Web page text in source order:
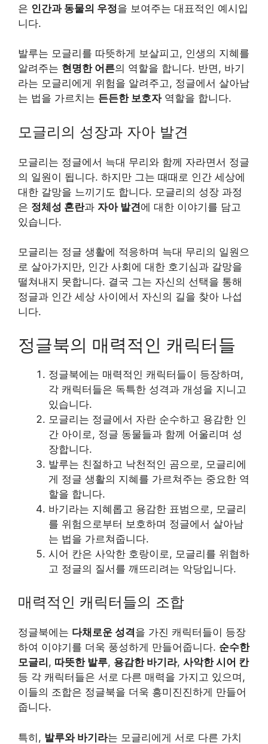
은 인간과 동물의 우정을 보여주는 대표적인 예시입
니다.
발루는 모글리를 따뜻하게 보살피고, 인생의 지혜를
알려주는 현명한 어른의 역할을 합니다. 반면, 바기
라는 모글리에게 위험을 알려주고, 정글에서 살아남
는 법을 가르치는 든든한 보호자역할을 합니다.
모글리의 성장과 자아 발견
모글리는 정글에서 늑대 무리와 함께 자라면서 정글
의 일원이 됩니다. 하지만 그는 때때로 인간 세상에
대한 갈망을 느끼기도 합니다. 모글리의 성장 과정
은 정체성 혼란과 자아 발견에 대한 이야기를 담고
있습니다.
모글리는 정글 생활에 적응하며 늑대 무리의 일원으
로 살아가지만, 인간 사회에 대한 호기심과 갈망을
떨쳐내지 못합니다. 결국 그는 자신의 선택을 통해
정글과 인간 세상 사이에서 자신의 길을 찾아 나섭
니다.
정글북의 매력적인 캐릭터들
정글북에는 매력적인 캐릭터들이 등장하며,
각 캐릭터들은 독특한 성격과 개성을 지니고
있습니다.
모글리는 정글에서 자란 순수하고 용감한 인
간 아이로, 정글 동물들과 함께 어울리며 성
장합니다.
발루는 친절하고 낙천적인 곰으로, 모글리에
게 정글 생활의 지혜를 가르쳐주는 중요한 역
할을 합니다.
바기라는 지혜롭고 용감한 표범으로, 모글리
를 위험으로부터 보호하며 정글에서 살아남
는 법을 가르쳐줍니다.
시어 칸은 사악한 호랑이로, 모글리를 위협하
고 정글의 질서를 깨뜨리려는 악당입니다.
매력적인 캐릭터들의 조합
정글북에는 다채로운 성격을 가진 캐릭터들이 등장
하여 이야기를 더욱 풍성하게 만들어줍니다. 순수한
모글리 , 따뜻한 발루, 용감한 바기라, 사악한 시어 칸
등 각 캐릭터들은 서로 다른 매력을 가지고 있으며,
이들의 조합은 정글북을 더욱 흥미진진하게 만들어
줍니다.
특히, 발루와 바기라는 모글리에게 서로 다른 가치